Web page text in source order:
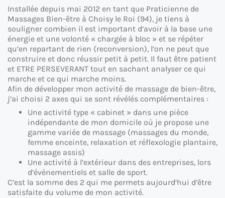
Installée depuis mai 2012 en tant que Praticienne de
Massages Bien-être à Choisy le Roi (94), je tiens à
souligner combien il est important d’avoir à la base une
énergie et une volonté « chargée à bloc » et se répéter
qu’en repartant de rien (reconversion), l’on ne peut que
construire et donc réussir petit à petit. Il faut être patient
et ETRE PERSEVERANT tout en sachant analyser ce qui
marche et ce qui marche moins.
Afin de développer mon activité de massage de bien-être,
j’ai choisi 2 axes qui se sont révélés complémentaires :
Une activité type « cabinet » dans une pièce
indépendante de mon domicile où je propose une
gamme variée de massage (massages du monde,
femme enceinte, relaxation et réflexologie plantaire,
massage assis)
Une activité à l’extérieur dans des entreprises, lors
d’événementiels et salle de sport.
C’est la somme des 2 qui me permets aujourd’hui d’être
satisfaite du volume de mon activité.